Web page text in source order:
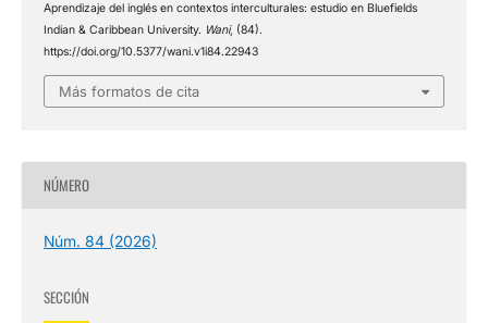
Aprendizaje del inglés en contextos interculturales: estudio en Bluefields
Indian & Caribbean University. Wani, (84).
https://doi.org/10.5377/wani.v1i84.22943
Más formatos de cita
NÚMERO
Núm. 84 (2026)
SECCIÓN